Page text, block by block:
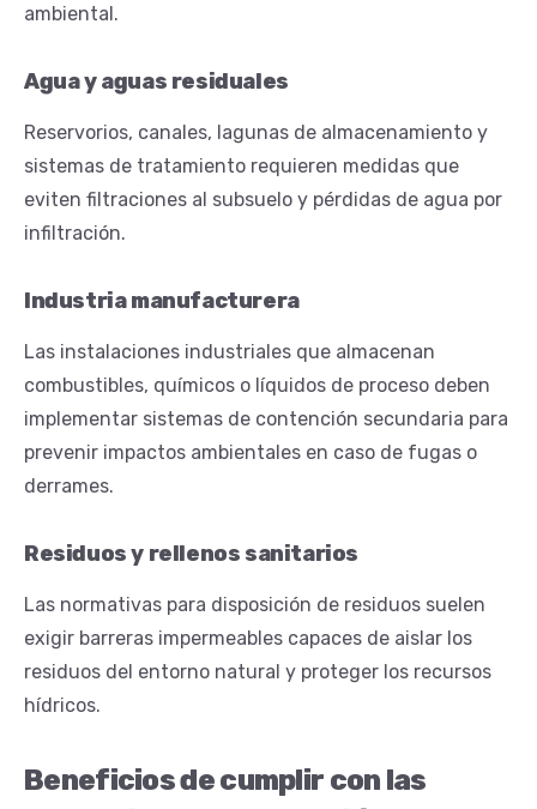
ambiental.
Agua y aguas residuales
Reservorios, canales, lagunas de almacenamiento y
sistemas de tratamiento requieren medidas que
eviten filtraciones al subsuelo y pérdidas de agua por
infiltración.
Industria manufacturera
Las instalaciones industriales que almacenan
combustibles, químicos o líquidos de proceso deben
implementar sistemas de contención secundaria para
prevenir impactos ambientales en caso de fugas o
derrames.
Residuos y rellenos sanitarios
Las normativas para disposición de residuos suelen
exigir barreras impermeables capaces de aislar los
residuos del entorno natural y proteger los recursos
hídricos.
Beneficios de cumplir con las